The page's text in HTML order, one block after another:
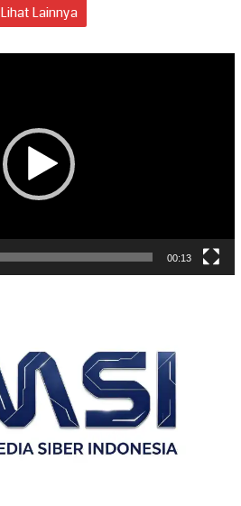
Lihat Lainnya
00:13